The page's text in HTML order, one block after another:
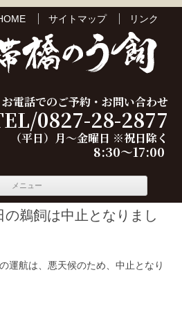
サイトマップ リンク
お電話でのご予約・お問い合わせ
0827-28-2877
（平日）月～金曜日 ※祝日除く
8:30～17:00
メニュー
鵜飼は中止となりまし
運航は、悪天候のため、中止となり